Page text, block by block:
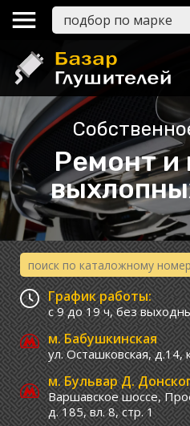
Ремонт и
График работы:
с 9 до 19 ч,без
м. Бабушкинская
ул. Осташковская, д.14,
м. Бульвар Д.
Варшавское шоссе,
д. 185, вл. 8, стр. 1